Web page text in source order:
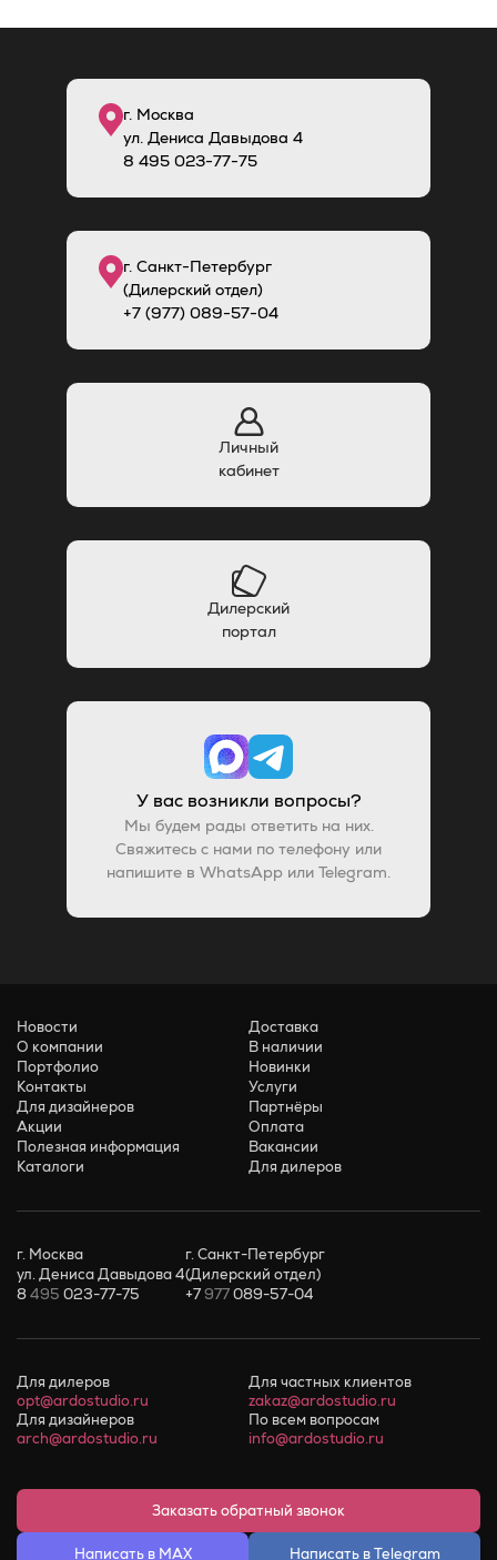
г. Москва
ул. Дениса Давыдова 4
8 495 023-77-75
г. Санкт-Петербург
(Дилерский отдел)
+7 (977) 089-57-04
Личный
кабинет
Дилерский
портал
У вас возникли вопросы?
Мы будем рады ответить на них.
Свяжитесь с нами по телефону или
напишите в WhatsApp или Telegram.
Новости
О компании
Портфолио
Контакты
Для дизайнеров
Акции
Полезная информация
Каталоги
Доставка
В наличии
Новинки
Услуги
Партнёры
Оплата
Вакансии
Для дилеров
г. Москва
ул. Дениса Давыдова 4
8495 023-77-75
г. Санкт-Петербург
(Дилерский отдел)
+7977089-57-04
Для дилеров
opt@ardostudio.ru
Для частных клиентов
zakaz@ardostudio.ru
Для дизайнеров
arch@ardostudio.ru
По всем вопросам
info@ardostudio.ru
Заказать обратный звонок
Написать в MAX Написать в Telegram